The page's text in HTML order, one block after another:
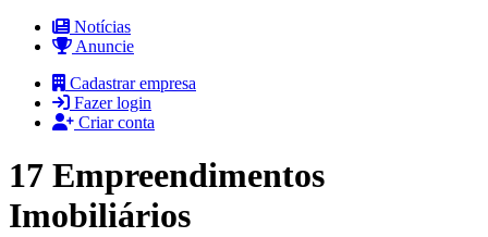
Notícias
Anuncie
Cadastrar empresa
Fazer login
Criar conta
17 Empreendimentos
Imobiliários